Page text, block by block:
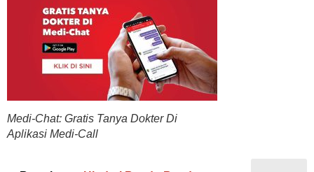
Medi-Chat: Gratis Tanya Dokter Di
Aplikasi Medi-Call